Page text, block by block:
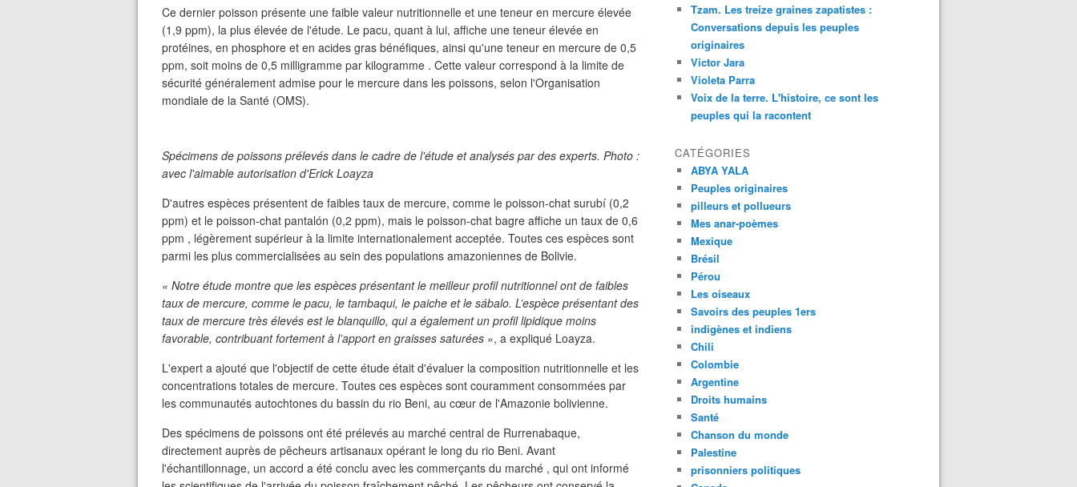
Ce dernier poisson présente une faible valeur nutritionnelle et une teneur en mercure élevée
(1,9 ppm), la plus élevée de l'étude. Le pacu, quant à lui, affiche une teneur élevée en
protéines, en phosphore et en acides gras bénéfiques, ainsi qu'une teneur en mercure de 0,5
ppm, soit moins de 0,5 milligramme par kilogramme . Cette valeur correspond à la limite de
sécurité généralement admise pour le mercure dans les poissons, selon l'Organisation
mondiale de la Santé (OMS).
Spécimens de poissons prélevés dans le cadre de l'étude et analysés par des experts. Photo :
avec l'aimable autorisation d'Erick Loayza
D'autres espèces présentent de faibles taux de mercure, comme le poisson-chat surubí (0,2
ppm) et le poisson-chat pantalón (0,2 ppm), mais le poisson-chat bagre affiche un taux de 0,6
ppm , légèrement supérieur à la limite internationalement acceptée. Toutes ces espèces sont
parmi les plus commercialisées au sein des populations amazoniennes de Bolivie.
« Notre étude montre que les espèces présentant le meilleur profil nutritionnel ont de faibles
taux de mercure, comme le pacu, le tambaqui, le paiche et le sábalo. L’espèce présentant des
taux de mercure très élevés est le blanquillo, qui a également un profil lipidique moins
favorable, contribuant fortement à l’apport en graisses saturées », a expliqué Loayza.
L'expert a ajouté que l'objectif de cette étude était d'évaluer la composition nutritionnelle et les
concentrations totales de mercure. Toutes ces espèces sont couramment consommées par
les communautés autochtones du bassin du rio Beni, au cœur de l'Amazonie bolivienne.
Des spécimens de poissons ont été prélevés au marché central de Rurrenabaque,
directement auprès de pêcheurs artisanaux opérant le long du rio Beni. Avant
l'échantillonnage, un accord a été conclu avec les commerçants du marché , qui ont informé
Tzam. Les treize graines zapatistes :
Conversations depuis les peuples
originaires
Victor Jara
Violeta Parra
Voix de la terre. L'histoire, ce sont les
peuples qui la racontent
CATÉGORIES
ABYA YALA
Peuples originaires
pilleurs et pollueurs
Mes anar-poèmes
Mexique
Brésil
Pérou
Les oiseaux
Savoirs des peuples 1ers
indigènes et indiens
Chili
Colombie
Argentine
Droits humains
Santé
Chanson du monde
Palestine
prisonniers politiques